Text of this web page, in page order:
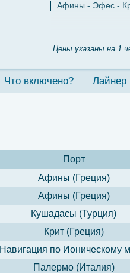
Афины Эфес
Цены указаны на 1
Что включено? Лайнер
Порт
Афины (Греция)
Афины (Греция)
Кушадасы (Турция)
Крит (Греция)
Навигация по Ионическому
Палермо (Италия)